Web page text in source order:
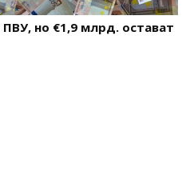
ПВУ, но €1,9 млрд. остават